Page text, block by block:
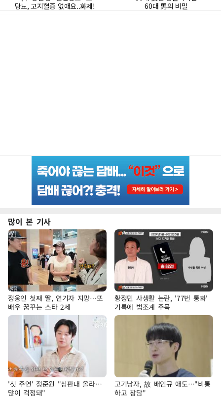
많이 본 기사
정웅인 첫째 딸, 연기자 지망…또
배우 꿈꾸는 스타 2세
황정민 사생활 논란, '77번 통화'
기록에 법조계 주목
'첫 주연' 정준원 "심판대 올라…
많이 걱정돼"
고기남자, 故 배인규 애도…"비통
하고 참담"